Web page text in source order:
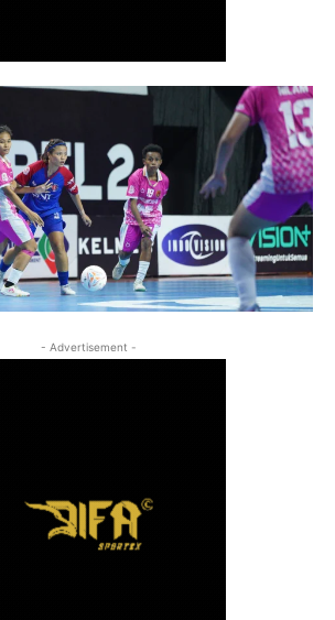
- Advertisement -